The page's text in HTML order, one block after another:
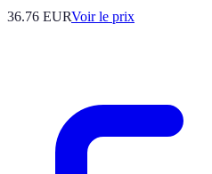
36.76 EURVoir le prix